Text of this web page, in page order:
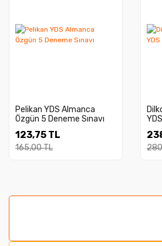
Pelikan YDS Almanca
Özgün 5 Deneme Sınavı
123,75 TL
165,00 TL